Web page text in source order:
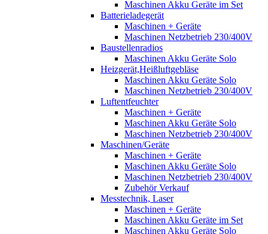
Maschinen Akku Geräte im Set
Batterieladegerät
Maschinen + Geräte
Maschinen Netzbetrieb 230/400V
Baustellenradios
Maschinen Akku Geräte Solo
Heizgerät,Heißluftgebläse
Maschinen Akku Geräte Solo
Maschinen Netzbetrieb 230/400V
Luftentfeuchter
Maschinen + Geräte
Maschinen Akku Geräte Solo
Maschinen Netzbetrieb 230/400V
Maschinen/Geräte
Maschinen + Geräte
Maschinen Akku Geräte Solo
Maschinen Netzbetrieb 230/400V
Zubehör Verkauf
Messtechnik, Laser
Maschinen + Geräte
Maschinen Akku Geräte im Set
Maschinen Akku Geräte Solo